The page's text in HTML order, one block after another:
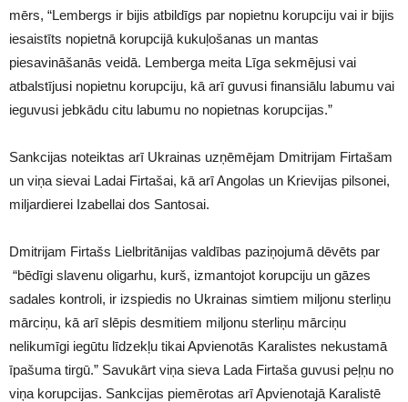
mērs, “Lembergs ir bijis atbildīgs par nopietnu korupciju vai ir bijis
iesaistīts nopietnā korupcijā kukuļošanas un mantas
piesavināšanās veidā. Lemberga meita Līga sekmējusi vai
atbalstījusi nopietnu korupciju, kā arī guvusi finansiālu labumu vai
ieguvusi jebkādu citu labumu no nopietnas korupcijas.”
Sankcijas noteiktas arī Ukrainas uzņēmējam Dmitrijam Firtašam
un viņa sievai Ladai Firtašai, kā arī Angolas un Krievijas pilsonei,
miljardierei Izabellai dos Santosai.
Dmitrijam Firtašs Lielbritānijas valdības paziņojumā dēvēts par
“bēdīgi slavenu oligarhu, kurš, izmantojot korupciju un gāzes
sadales kontroli, ir izspiedis no Ukrainas simtiem miljonu sterliņu
mārciņu, kā arī slēpis desmitiem miljonu sterliņu mārciņu
nelikumīgi iegūtu līdzekļu tikai Apvienotās Karalistes nekustamā
īpašuma tirgū.” Savukārt viņa sieva Lada Firtaša guvusi peļņu no
viņa korupcijas. Sankcijas piemērotas arī Apvienotajā Karalistē